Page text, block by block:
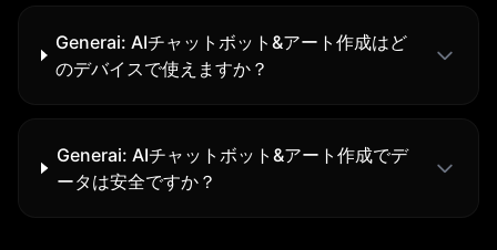
Generai: AIチャットボット&アート作成はど
のデバイスで使えますか？
Generai: AIチャットボット&アート作成でデ
ータは安全ですか？